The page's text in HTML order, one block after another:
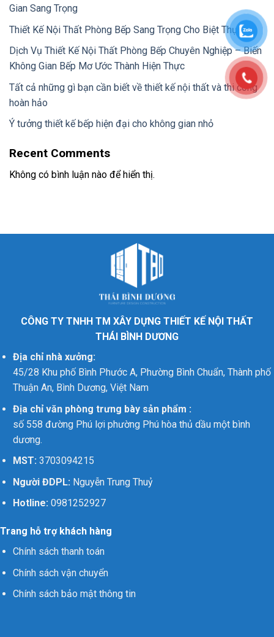
Gian Sang Trọng
Thiết Kế Nội Thất Phòng Bếp Sang Trọng Cho Biệt Thự
Dịch Vụ Thiết Kế Nội Thất Phòng Bếp Chuyên Nghiệp – Biến
Không Gian Bếp Mơ Ước Thành Hiện Thực
Tất cả những gì bạn cần biết về thiết kế nội thất và thi công
hoàn hảo
Ý tưởng thiết kế bếp hiện đại cho không gian nhỏ
Recent Comments
Không có bình luận nào để hiển thị.
CÔNG TY TNHH TM XÂY DỰNG THIẾT KẾ NỘI THẤT
THÁI BÌNH DƯƠNG
Địa chỉ nhà xưởng:
45/28 Khu phố Bình Phước A, Phường Bình Chuẩn, Thành phố
Thuận An, Bình Dương, Việt Nam
Địa chỉ văn phòng trưng bày sản phẩm :
số 558 đường Phú lợi phường Phú hòa thủ dầu một bình
dương.
MST:3703094215
Người ĐDPL:Nguyễn Trung Thuỷ
Hotline:0981252927
Trang hỗ trợ khách hàng
Chính sách thanh toán
Chính sách vận chuyển
Chính sách bảo mật thông tin